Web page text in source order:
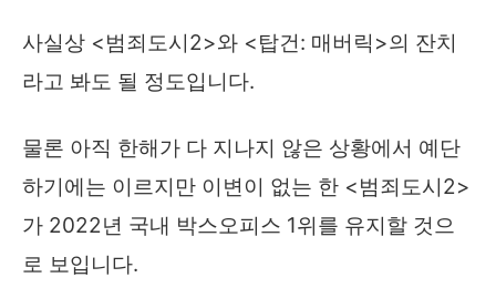
사실상 <범죄도시2>와 <탑건: 매버릭>의 잔치
라고 봐도 될 정도입니다.
물론 아직 한해가 다 지나지 않은 상황에서 예단
하기에는 이르지만 이변이 없는 한 <범죄도시2>
가 2022년 국내 박스오피스 1위를 유지할 것으
로 보입니다.